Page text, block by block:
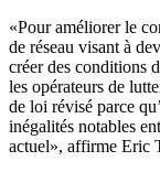
«Pour améliorer le
de réseau visant à
créer des conditions
les opérateurs de
de loi révisé parce
inégalités notables
actuel», affirme Eric